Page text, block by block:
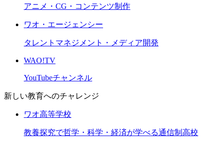
アニメ・CG・コンテンツ制作
ワオ・エージェンシー
タレントマネジメント・メディア開発
WAO!TV
YouTubeチャンネル
新しい教育へのチャレンジ
ワオ高等学校
教養探究で哲学・科学・経済が学べる通信制高校